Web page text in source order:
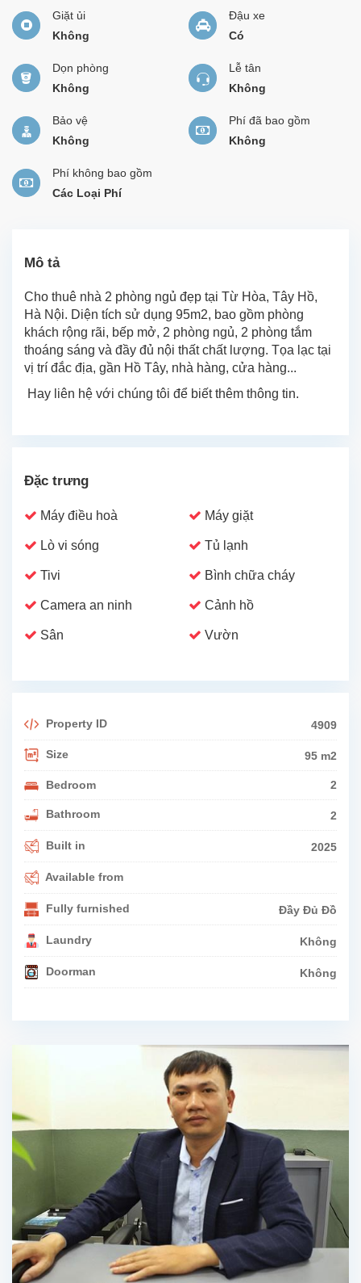
Giặt ủi
Không
Đậu xe
Có
Dọn phòng
Không
Lễ tân
Không
Bảo vệ
Không
Phí đã bao gồm
Không
Phí không bao gồm
Các Loại Phí
Mô tả
Cho thuê nhà 2 phòng ngủ đẹp tại Từ Hòa, Tây Hồ,
Hà Nội. Diện tích sử dụng 95m2, bao gồm phòng
khách rộng rãi, bếp mở, 2 phòng ngủ, 2 phòng tắm
thoáng sáng và đầy đủ nội thất chất lượng. Tọa lạc tại
vị trí đắc địa, gần Hồ Tây, nhà hàng, cửa hàng...
Hay liên hệ với chúng tôi để biết thêm thông tin.
Đặc trưng
Máy điều hoà Máy giặt
Lò vi sóng Tủ lạnh
Tivi Bình chữa cháy
Camera an ninh Cảnh hồ
Sân Vườn
Property ID 4909
Size 95 m2
Bedroom 2
Bathroom 2
Built in 2025
Available from
Fully furnished Đầy Đủ Đồ
Laundry Không
Doorman Không